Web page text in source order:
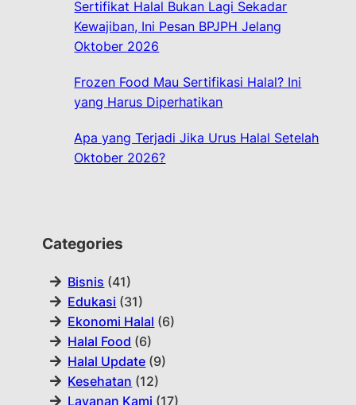
Sertifikat Halal Bukan Lagi Sekadar
Kewajiban, Ini Pesan BPJPH Jelang
Oktober 2026
Frozen Food Mau Sertifikasi Halal? Ini
yang Harus Diperhatikan
Apa yang Terjadi Jika Urus Halal Setelah
Oktober 2026?
Categories
Bisnis (41)
Edukasi (31)
Ekonomi Halal (6)
Halal Food (6)
Halal Update (9)
Kesehatan (12)
Layanan Kami (17)